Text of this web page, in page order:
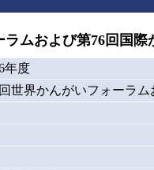
ムおよび第76回国
年度
世界かんがいフォーラ